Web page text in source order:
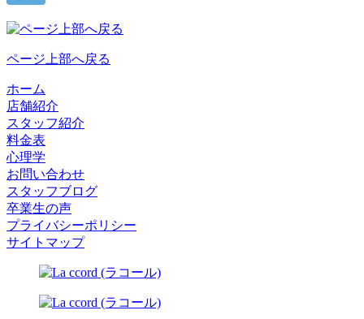
ページ上部へ戻る
ホーム
店舗紹介
スタッフ紹介
料金表
心理学
お問い合わせ
スタッフブログ
卒業生の声
プライバシーポリシー
サイトマップ